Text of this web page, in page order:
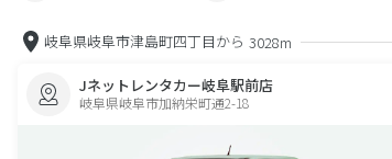
岐阜県岐阜市津島町四丁目から 3028m
Jネットレンタカー岐阜駅前店
岐阜県岐阜市加納栄町通2-18